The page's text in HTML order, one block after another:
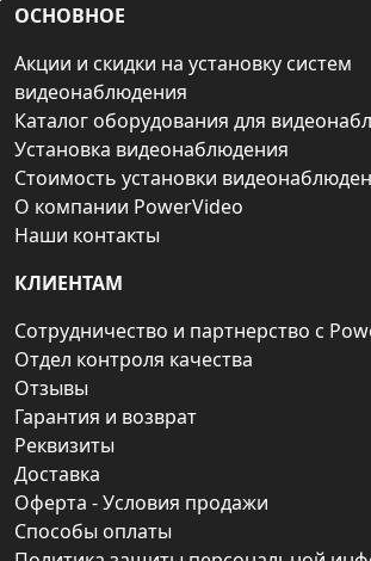
ОСНОВНОЕ
Акции и скидки на установку систем
видеонаблюдения
Каталог оборудования для
Установка видеонаблюдения
Стоимость установки
О компании PowerVideo
Наши контакты
КЛИЕНТАМ
Сотрудничество и партнерство с
Отдел контроля качества
Отзывы
Гарантия и возврат
Реквизиты
Доставка
Оферта - Условия продажи
Способы оплаты